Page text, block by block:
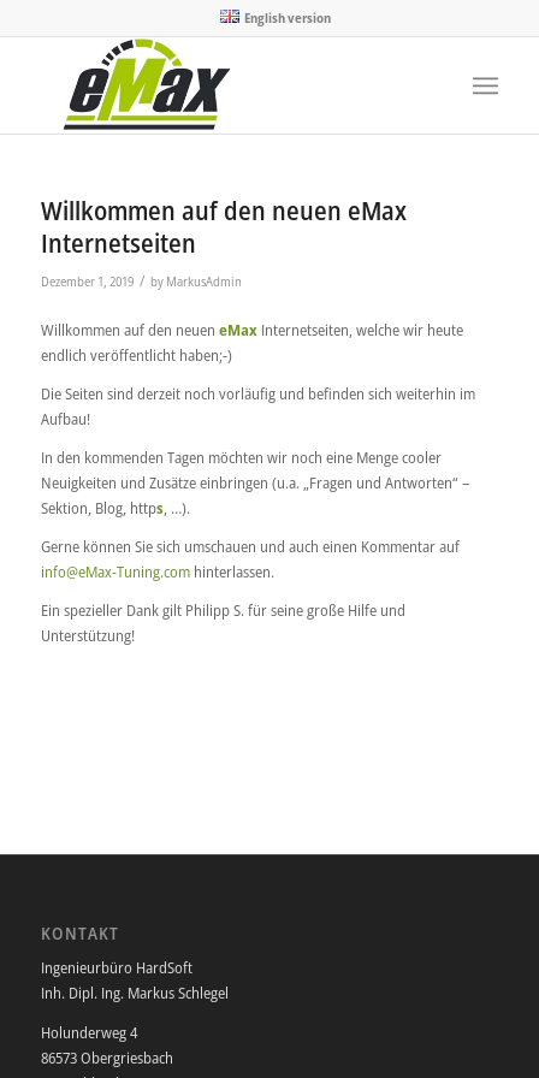
English version
Willkommen auf den neuen eMax
Internetseiten
Dezember 1, 2019 / by MarkusAdmin
Willkommen auf den neuen eMax Internetseiten, welche wir heute
endlich veröffentlicht haben;-)
Die Seiten sind derzeit noch vorläufig und befinden sich weiterhin im
Aufbau!
In den kommenden Tagen möchten wir noch eine Menge cooler
Neuigkeiten und Zusätze einbringen (u.a. „Fragen und Antworten“ –
Sektion, Blog, https, …).
Gerne können Sie sich umschauen und auch einen Kommentar auf
info@eMax-Tuning.comhinterlassen.
Ein spezieller Dank gilt Philipp S. für seine große Hilfe und
Unterstützung!
KONTAKT
Ingenieurbüro HardSoft
Inh. Dipl. Ing. Markus Schlegel
Holunderweg 4
86573 Obergriesbach